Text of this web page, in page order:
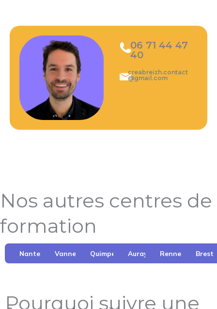
06 71 44 47
40
creabreizh.contact
@gmail.com
Nos autres centres de
formation
Nantes Vannes Quimper Auray Rennes Brest
Pourquoi suivre une